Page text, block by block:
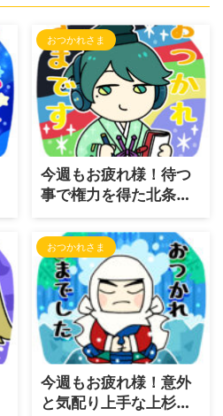
おつかれさま
今週もお疲れ様！待つ
事で権力を得た北条義
時
おつかれさま
今週もお疲れ様！意外
と気配り上手な上杉謙